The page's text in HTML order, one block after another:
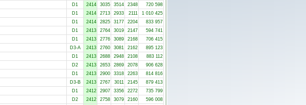
D1 2414 3035 3514 2348
720 598
D1 2414 2713 2933 2111
1 010 425
D1 2414 2825 3177 2204
833 957
D1 2413 2764 3019 2147
594 741
D1 2413 2776 3089 2168
706 415
D3-A 2413 2760 3081 2162
895 123
D1 2413 2688 2948 2108
883 112
D2 2413 2653 2869 2078
906 628
D1 2413 2900 3318 2263
814 816
D3-B 2413 2767 3011 2145
879 413
D1 2412 2907 3356 2272
735 799
D2 2412 2758 3079 2160
596 008